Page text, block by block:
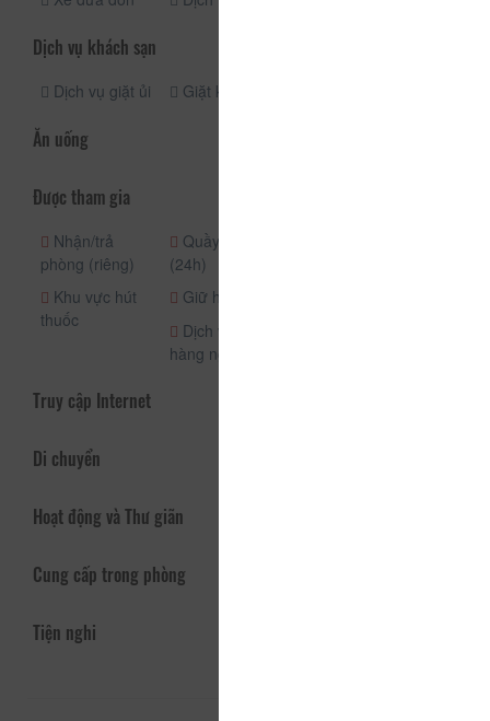
Dịch vụ khách sạn
Dịch vụ giặt ủi Giặt khô
Ăn uống
Được tham gia
Nhận/trả
phòng (riêng)
Quầy lễ tân
(24h)
Khu vực hút
thuốc
Giữ hành lý
Dịch vụ phòng
hàng ngày
Truy cập Internet
Di chuyển
Hoạt động và Thư giãn
Cung cấp trong phòng
Tiện nghi